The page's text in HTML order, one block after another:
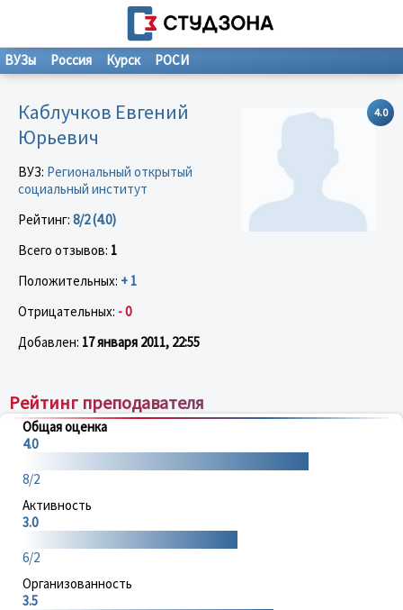
ВУЗы Россия Курск РОСИ
4.0
Каблучков Евгений
Юрьевич
ВУЗ: Региональный открытый
социальный институт
Рейтинг: 8/2 (4.0)
Всего отзывов: 1
Положительных: + 1
Отрицательных: - 0
Добавлен: 17 января 2011, 22:55
Рейтинг преподавателя
Общая оценка
4.0
8/2
Активность
3.0
6/2
Организованность
3.5